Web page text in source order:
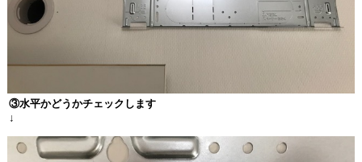
③水平かどうかチェックします
↓